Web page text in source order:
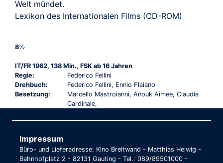
Welt mündet.
Lexikon des Internationalen Films (CD-ROM)
8½
IT/FR 1962, 138 Min., FSK ab 16 Jahren
Regie:
Federico Fellini
Drehbuch:
Federico Fellini, Ennio Flaiano
Besetzung:
Marcello Mastroianni, Anouk Aimee, Claudia
Cardinale,
Impressum
Büro- und Lieferadresse: Kino Breitwand - Matthias Helwig -
Bahnhofplatz 2 - 82131 Gauting - Tel.: 089/89501000 -